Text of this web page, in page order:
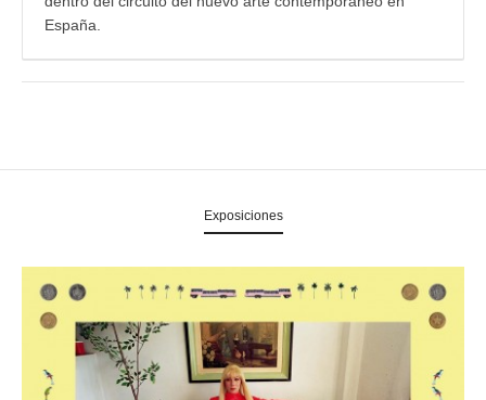
España.
Exposiciones